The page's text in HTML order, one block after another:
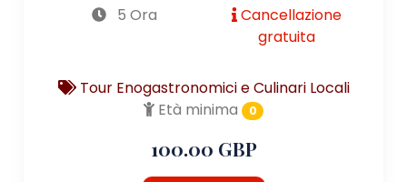
5 Ora
Cancellazione
gratuita
Tour Enogastronomici e Culinari Locali
Età minima
0
100.00 GBP